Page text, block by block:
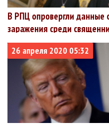
В РПЦ опровергли данные
заражения среди
26 апреля 2020 05:32